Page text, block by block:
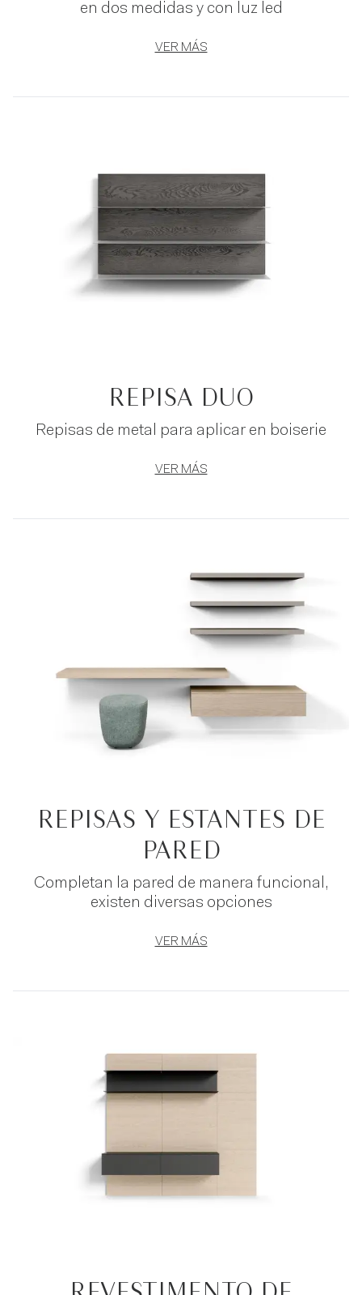
en dos medidas y con luz led
VER MÁS
REPISA DUO
Repisas de metal para aplicar en boiserie
VER MÁS
REPISAS Y ESTANTES DE
PARED
Completan la pared de manera funcional,
existen diversas opciones
VER MÁS